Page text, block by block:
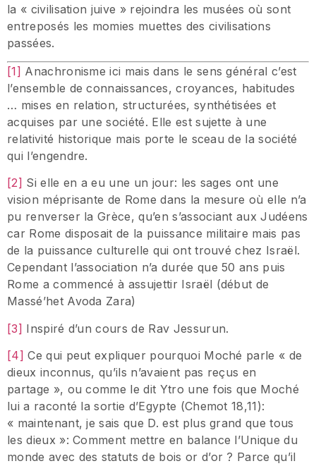
la « civilisation juive » rejoindra les musées où sont
entreposés les momies muettes des civilisations
passées.
[1] Anachronisme ici mais dans le sens général c’est
l’ensemble de connaissances, croyances, habitudes
… mises en relation, structurées, synthétisées et
acquises par une société. Elle est sujette à une
relativité historique mais porte le sceau de la société
qui l’engendre.
[2] Si elle en a eu une un jour: les sages ont une
vision méprisante de Rome dans la mesure où elle n’a
pu renverser la Grèce, qu’en s’associant aux Judéens
car Rome disposait de la puissance militaire mais pas
de la puissance culturelle qui ont trouvé chez Israël.
Cependant l’association n’a durée que 50 ans puis
Rome a commencé à assujettir Israël (début de
Massé’het Avoda Zara)
[3] Inspiré d’un cours de Rav Jessurun.
[4] Ce qui peut expliquer pourquoi Moché parle « de
dieux inconnus, qu’ils n’avaient pas reçus en
partage », ou comme le dit Ytro une fois que Moché
lui a raconté la sortie d’Egypte (Chemot 18,11):
« maintenant, je sais que D. est plus grand que tous
les dieux »: Comment mettre en balance l’Unique du
monde avec des statuts de bois or d’or ? Parce qu’il